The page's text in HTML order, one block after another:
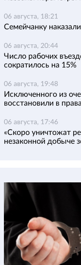
06 августа, 18:21
Семейчанку
06 августа, 20:44
Число рабочих
сократилось на 15%
06 августа, 19:48
Исключенного из
восстановили в
06 августа, 17:46
«Скоро уничтожат
незаконной добыче